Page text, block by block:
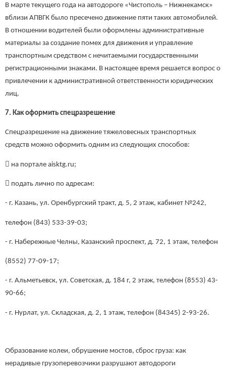
В марте текущего года на автодороге «Чистополь – Нижнекамск»
вблизи АПВГК было пресечено движение пяти таких автомобилей.
В отношении водителей были оформлены административные
материалы за создание помех для движения и управление
транспортным средством с нечитаемыми государственными
регистрационными знаками. В настоящее время решается вопрос о
привлечении к административной ответственности юридических
лиц.
7. Как оформить спецразрешение
Спецразрешение на движение тяжеловесных транспортных
средств можно оформить одним из следующих способов:
 на портале aisktg.ru;
 подать лично по адресам:
- г. Казань, ул. Оренбургский тракт, д. 5, 2 этаж, кабинет №242,
телефон (843) 533-39-03;
- г. Набережные Челны, Казанский проспект, д. 72, 1 этаж, телефон
(8552) 77-09-17;
- г. Альметьевск, ул. Советская, д. 184 г, 2 этаж, телефон (8553) 43-
90-66;
- г. Нурлат, ул. Складская, д. 2, 1 этаж, телефон (84345) 2-93-26.
Образование колеи, обрушение мостов, сброс груза: как
нерадивые грузоперевозчики разрушают автодороги